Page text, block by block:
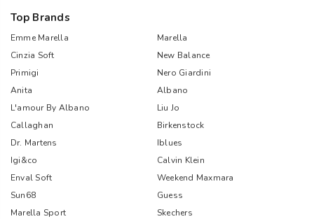
Top Brands
Emme Marella
Marella
Cinzia Soft
New Balance
Primigi
Nero Giardini
Anita
Albano
L'amour By Albano
Liu Jo
Callaghan
Birkenstock
Dr. Martens
Iblues
Igi&co
Calvin Klein
Enval Soft
Weekend Maxmara
Sun68
Guess
Marella Sport
Skechers